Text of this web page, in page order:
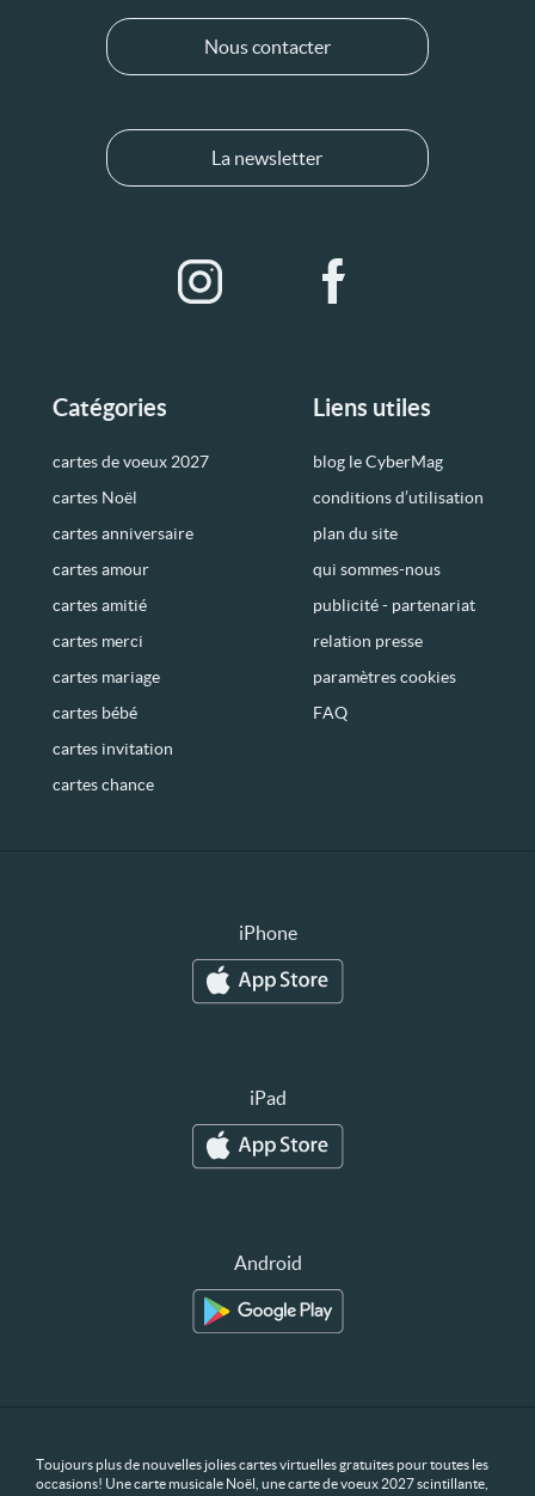
Catégories
cartes de voeux 2027
cartes Noël
cartes anniversaire
cartes amour
cartes amitié
cartes merci
cartes mariage
cartes bébé
cartes invitation
cartes chance
Liens utiles
blog le CyberMag
conditions d’utilisation
plan du site
qui sommes-nous
publicité - partenariat
relation presse
paramètres cookies
FAQ
Nous contacter
La newsletter
iPhone
iPad
Android
Toujours plus de nouvelles jolies cartes virtuelles gratuites pour toutes les
occasions! Une carte musicale Noël, une carte de voeux 2027 scintillante,